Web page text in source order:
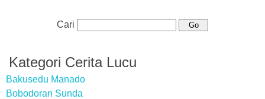
Cari
Kategori Cerita Lucu
Bakusedu Manado
Bobodoran Sunda